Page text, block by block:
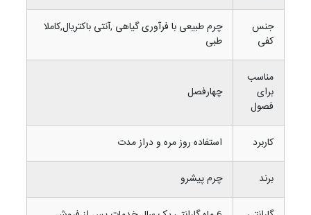
جنس
کفی
چرم طبیعی با فرآوری گیاهی ,آنتی باکتریال,کاملا
طبی
مناسب
برای
فصول
چهارفصل
کاربرد استفاده روز مره و دراز مدت
برند چرم پیشرو